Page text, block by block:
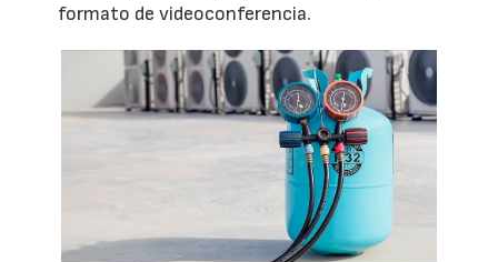
formato de videoconferencia.